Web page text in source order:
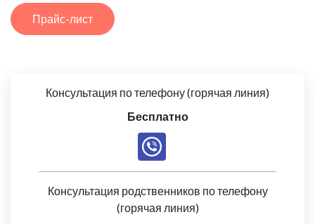
Прайс-лист
Консультация по телефону (горячая линия)
Бесплатно
Консультация родственников по телефону
(горячая линия)